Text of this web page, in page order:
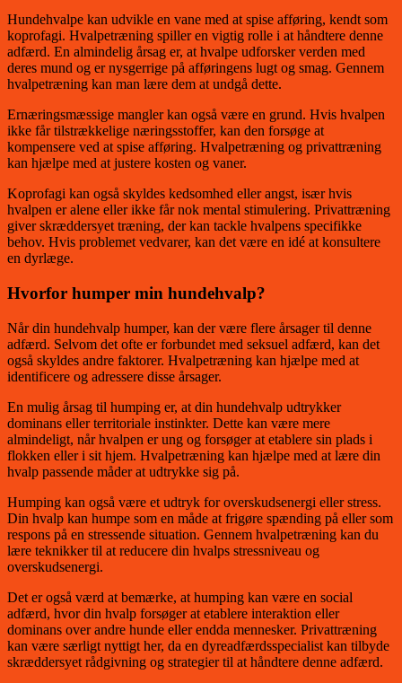
Hundehvalpe kan udvikle en vane med at spise afføring, kendt som
koprofagi. Hvalpetræning spiller en vigtig rolle i at håndtere denne
adfærd. En almindelig årsag er, at hvalpe udforsker verden med
deres mund og er nysgerrige på afføringens lugt og smag. Gennem
hvalpetræning kan man lære dem at undgå dette.
Ernæringsmæssige mangler kan også være en grund. Hvis hvalpen
ikke får tilstrækkelige næringsstoffer, kan den forsøge at
kompensere ved at spise afføring. Hvalpetræning og privattræning
kan hjælpe med at justere kosten og vaner.
Koprofagi kan også skyldes kedsomhed eller angst, især hvis
hvalpen er alene eller ikke får nok mental stimulering. Privattræning
giver skræddersyet træning, der kan tackle hvalpens specifikke
behov. Hvis problemet vedvarer, kan det være en idé at konsultere
en dyrlæge.
Hvorfor humper min hundehvalp?
Når din hundehvalp humper, kan der være flere årsager til denne
adfærd. Selvom det ofte er forbundet med seksuel adfærd, kan det
også skyldes andre faktorer. Hvalpetræning kan hjælpe med at
identificere og adressere disse årsager.
En mulig årsag til humping er, at din hundehvalp udtrykker
dominans eller territoriale instinkter. Dette kan være mere
almindeligt, når hvalpen er ung og forsøger at etablere sin plads i
flokken eller i sit hjem. Hvalpetræning kan hjælpe med at lære din
hvalp passende måder at udtrykke sig på.
Humping kan også være et udtryk for overskudsenergi eller stress.
Din hvalp kan humpe som en måde at frigøre spænding på eller som
respons på en stressende situation. Gennem hvalpetræning kan du
lære teknikker til at reducere din hvalps stressniveau og
overskudsenergi.
Det er også værd at bemærke, at humping kan være en social
adfærd, hvor din hvalp forsøger at etablere interaktion eller
dominans over andre hunde eller endda mennesker. Privattræning
kan være særligt nyttigt her, da en dyreadfærdsspecialist kan tilbyde
skræddersyet rådgivning og strategier til at håndtere denne adfærd.